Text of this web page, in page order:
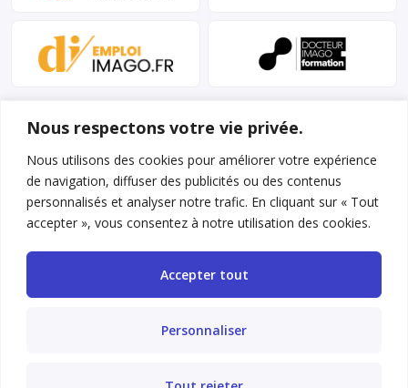
Nous respectons votre vie privée.
Nous utilisons des cookies pour améliorer votre expérience
de navigation, diffuser des publicités ou des contenus
personnalisés et analyser notre trafic. En cliquant sur « Tout
accepter », vous consentez à notre utilisation des cookies.
Personnaliser
Accepter tout
Mentions légales et conditions d’utilisation
Charte déontologique
Gestion des cookies
Politique de confidentialité